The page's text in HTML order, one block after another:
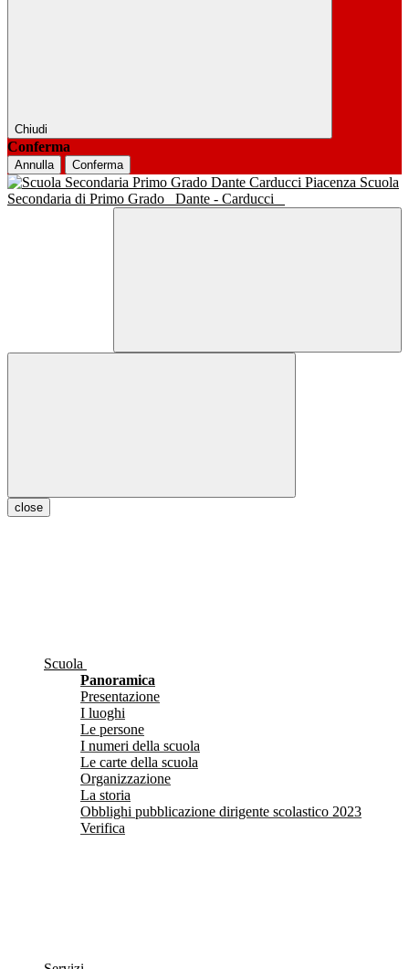
Chiudi
Conferma
Annulla Conferma
Scuola
Secondaria di Primo Grado
Dante - Carducci
close
Scuola
Panoramica
Presentazione
I luoghi
Le persone
I numeri della scuola
Le carte della scuola
Organizzazione
La storia
Obblighi pubblicazione dirigente scolastico 2023
Verifica